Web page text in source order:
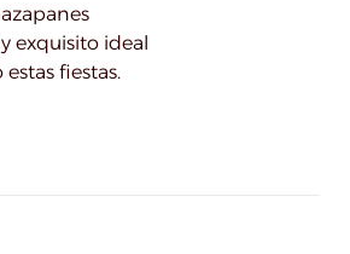
exquisito ideal
fiestas.